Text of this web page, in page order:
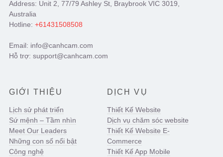
Address: Unit 2, 77/79 Ashley St, Braybrook VIC 3019,
Australia
Hotline: +61431508508
Email: info@canhcam.com
Hỗ trợ: support@canhcam.com
GIỚI THIỆU
Lịch sử phát triển
Sứ mệnh – Tầm nhìn
Meet Our Leaders
Những con số nổi bật
Công nghệ
DỊCH VỤ
Thiết Kế Website
Dịch vụ chăm sóc website
Thiết Kế Website E-
Commerce
Thiết Kế App Mobile